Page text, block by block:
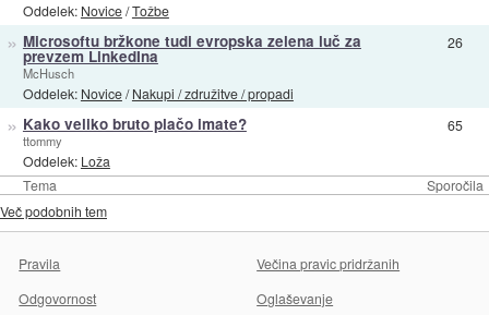
Tema Sporočila
Oddelek: Novice/Tožbe
» Microsoftu bržkone tudi evropska zelena luč za
prevzem LinkedIna
McHusch
Oddelek: Novice/Nakupi / združitve / propadi
26
» Kako veliko bruto plačo imate?
ttommy
Oddelek: Loža
65
Več podobnih tem
Pravila
Večina pravic pridržanih
Odgovornost
Oglaševanje